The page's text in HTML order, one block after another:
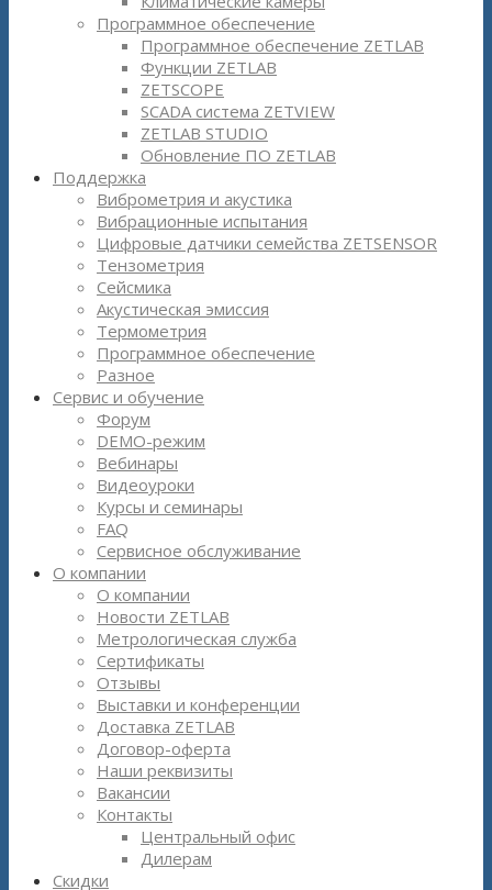
Программное обеспечение
Программное обеспечение ZETLAB
Функции ZETLAB
ZETSCOPE
SCADA система ZETVIEW
ZETLAB STUDIO
Обновление ПО ZETLAB
Поддержка
Виброметрия и акустика
Вибрационные испытания
Цифровые датчики семейства ZETSENSOR
Тензометрия
Сейсмика
Акустическая эмиссия
Термометрия
Программное обеспечение
Разное
Сервис и обучение
Форум
DEMO-режим
Вебинары
Видеоуроки
Курсы и семинары
FAQ
Сервисное обслуживание
О компании
О компании
Новости ZETLAB
Метрологическая служба
Сертификаты
Отзывы
Выставки и конференции
Доставка ZETLAB
Договор-оферта
Наши реквизиты
Вакансии
Контакты
Центральный офис
Дилерам
Скидки